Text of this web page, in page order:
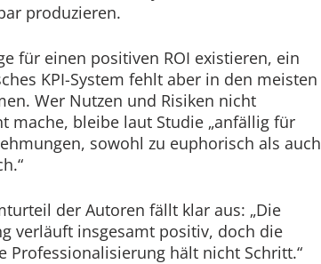
produzieren.
für einen positiven ROI existieren, ein
KPI-System fehlt aber in den meisten
Wer Nutzen und Risiken nicht
mache, bleibe laut Studie „anfällig für
sowohl zu euphorisch als auch
der Autoren fällt klar aus: „Die
verläuft insgesamt positiv, doch die
Professionalisierung hält nicht Schritt.“